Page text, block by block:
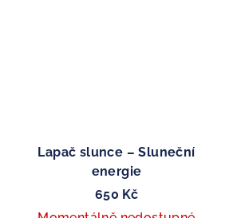
Lapač slunce – Sluneční
energie
650 Kč